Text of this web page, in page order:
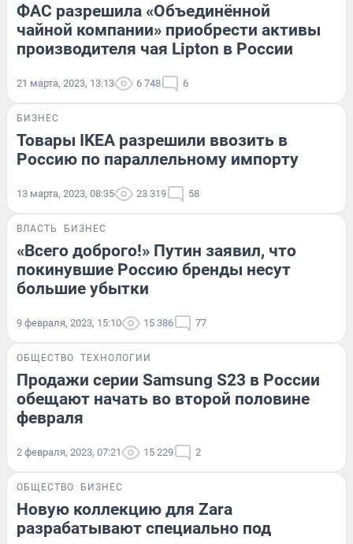
ФАС разрешила «Объединённой
чайной компании» приобрести активы
производителя чая Lipton в России
21 марта, 2023, 13:13 6 748 6
БИЗНЕС
Товары IKEA разрешили ввозить в
Россию по параллельному импорту
13 марта, 2023, 08:35 23 319 58
ВЛАСТЬ БИЗНЕС
«Всего доброго!» Путин заявил, что
покинувшие Россию бренды несут
большие убытки
9 февраля, 2023, 15:10 15 386 77
ОБЩЕСТВО ТЕХНОЛОГИИ
Продажи серии Samsung S23 в России
обещают начать во второй половине
февраля
2 февраля, 2023, 07:21 15 229 2
ОБЩЕСТВО БИЗНЕС
Новую коллекцию для Zara
разрабатывают специально под